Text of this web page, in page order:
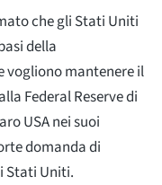
che gli Stati Uniti
della
vogliono mantenere il
Federal Reserve di
USA nei suoi
domanda di
Stati Uniti.